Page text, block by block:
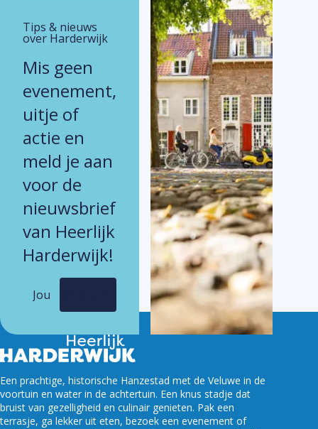
maat en samen met de klant ontworpen.
Tips & nieuws
over Harderwijk
Mis geen
evenement,
uitje of
actie en
meld je aan
voor de
nieuwsbrief
van Heerlijk
Harderwijk!
Een prachtige, historische Hanzestad met de Veluwe in de
voortuin en water in de achtertuin. Een knus stadje dat
bruist van gezelligheid en culinair genieten. Pak een
terrasje, ga lekker uit eten, bezoek een evenement of